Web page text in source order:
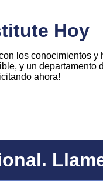
Hoy
los conocimientos
y un
ahora!